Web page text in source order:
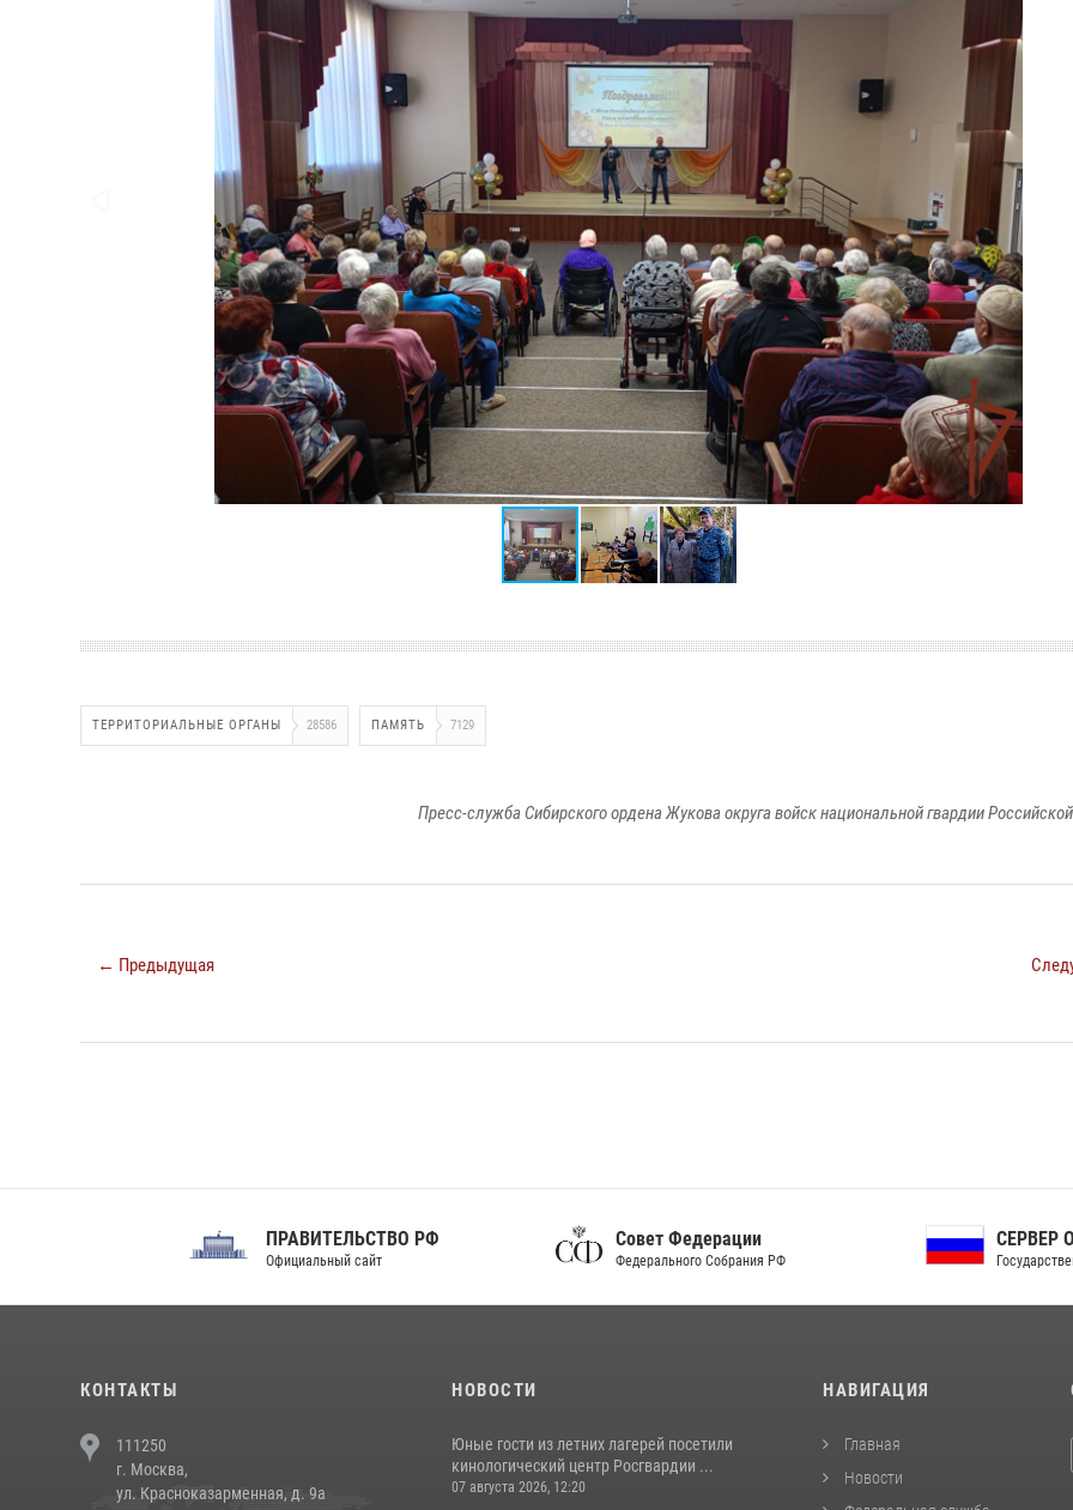
ТЕРРИТОРИАЛЬНЫЕ ОРГАНЫ 28586 ПАМЯТЬ 7129
Пресс-служба Сибирского ордена Жукова округа войск национальной гвардии
← Предыдущая
ПРАВИТЕЛЬСТВО РФ
Официальный сайт
Совет Федерации
Федерального Собрания РФ
СЕРВЕР ОРГАНОВ
Государственной власти РФ
КОНТАКТЫ
111250
г. Москва,
ул. Красноказарменная, д. 9а
НОВОСТИ
Юные гости из летних лагерей посетили
кинологический центр Росгвардии ...
07 августа 2026, 12:20
НАВИГАЦИЯ
Главная
Новости